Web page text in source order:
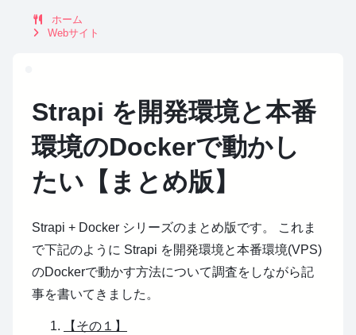
ホーム
Webサイト
Strapi を開発環境と本番
環境のDockerで動かし
たい【まとめ版】
Strapi + Docker シリーズのまとめ版です。
これま
で下記のように Strapi を開発環境と本番環境(VPS)
のDockerで動かす方法について調査をしながら記
事を書いてきました。
【その１】